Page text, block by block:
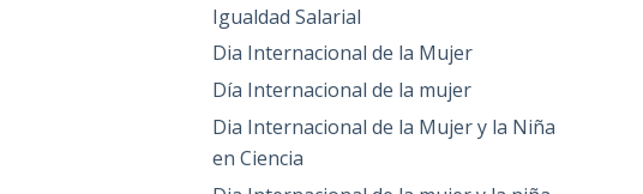
Igualdad Salarial
Dia Internacional de la Mujer
Día Internacional de la mujer
Dia Internacional de la Mujer y la Niña
en Ciencia